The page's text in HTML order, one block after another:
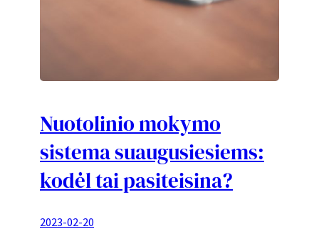
Nuotolinio mokymo
sistema suaugusiesiems:
kodėl tai pasiteisina?
2023-02-20